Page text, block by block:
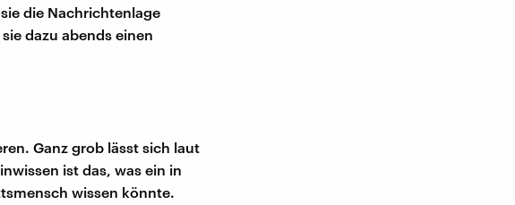
die Nachrichtenlage
dazu abends einen
Ganz grob lässt sich laut
ist das, was ein in
wissen könnte.